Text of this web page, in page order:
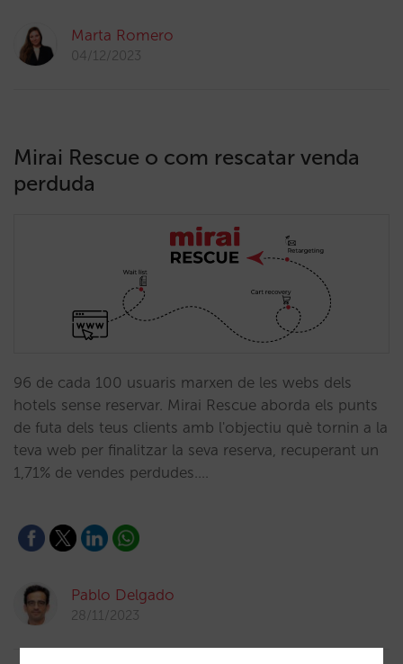
Marta Romero
04/12/2023
Mirai Rescue o com rescatar venda
perduda
96 de cada 100 usuaris marxen de les webs dels
hotels sense reservar. Mirai Rescue aborda els punts
de futa dels teus clients amb l'objectiu què tornin a la
teva web per finalitzar la seva reserva, recuperant un
1,71% de vendes perdudes.…
Pablo Delgado
28/11/2023